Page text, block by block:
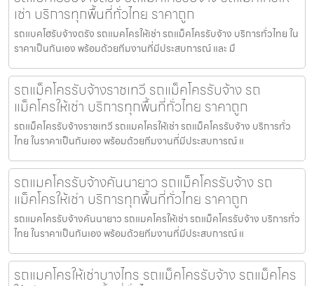
เช่า บริการทุกพื้นที่ทั่วไทย ราคาถูก
รถแบคโฮรับจ้างตรัง รถแมคโครให้เช่า รถแม็คโครรับจ้าง บริการทั่วไทย ใน
ราคาเป็นกันเอง พร้อมด้วยทีมงานที่มีประสบการณ์ และ มื
รถแม็คโครรับจ้างราชเทวี รถแม็คโครรับจ้าง รถ
แม็คโครให้เช่า บริการทุกพื้นที่ทั่วไทย ราคาถูก
รถแม็คโครรับจ้างราชเทวี รถแมคโครให้เช่า รถแม็คโครรับจ้าง บริการทั่ว
ไทย ในราคาเป็นกันเอง พร้อมด้วยทีมงานที่มีประสบการณ์ แ
รถแมคโครรับจ้างคันนายาว รถแม็คโครรับจ้าง รถ
แม็คโครให้เช่า บริการทุกพื้นที่ทั่วไทย ราคาถูก
รถแมคโครรับจ้างคันนายาว รถแมคโครให้เช่า รถแม็คโครรับจ้าง บริการทั่ว
ไทย ในราคาเป็นกันเอง พร้อมด้วยทีมงานที่มีประสบการณ์ แ
รถแมคโครให้เช่าบางไทร รถแม็คโครรับจ้าง รถแม็คโคร